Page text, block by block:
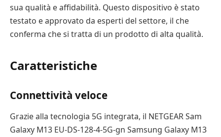
sua qualità e affidabilità. Questo dispositivo è stato
testato e approvato da esperti del settore, il che
conferma che si tratta di un prodotto di alta qualità.
Caratteristiche
Connettività veloce
Grazie alla tecnologia 5G integrata, il NETGEAR Sam
Galaxy M13 EU-DS-128-4-5G-gn Samsung Galaxy M13